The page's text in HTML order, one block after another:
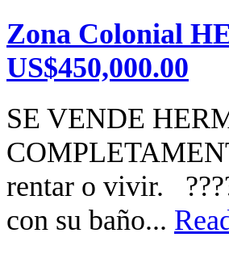
Zona Colonial
US$450,000.00
SE VENDE
rentar o vivir.
con su baño...